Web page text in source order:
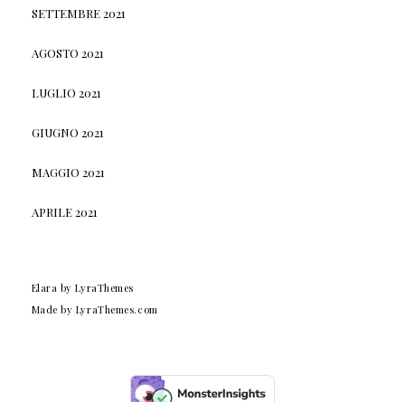
SETTEMBRE 2021
AGOSTO 2021
LUGLIO 2021
GIUGNO 2021
MAGGIO 2021
APRILE 2021
Elara by LyraThemes
Made by LyraThemes.com